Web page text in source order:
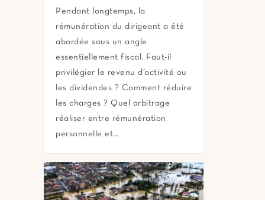
Pendant longtemps, la
rémunération du dirigeant a été
abordée sous un angle
essentiellement fiscal. Faut-il
privilégier le revenu d’activité ou
les dividendes ? Comment réduire
les charges ? Quel arbitrage
réaliser entre rémunération
personnelle et…